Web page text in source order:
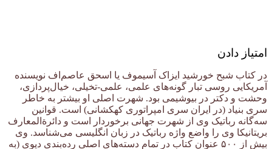
امتیاز دادن
در کتاب شبح خورشید ایزاک آسیموف یا اسحق عاصم‌اف نویسنده
آمریکایی روسی تبار گونه‌های علمی، علمی-تخیلی، خیال‌پردازی،
وحشت و دکتر در بیوشیمی بود. شهرت اصلی او بیشتر به خاطر
سری بنیاد (در ایران سری امپراتوری کهکشانی) است. قوانین
سه‌گانه رباتیک وی از شهرت جهانی برخوردار است و دائرةالمعارف
بریتانیکا وی را واضع واژه رباتیک در زبان انگلیسی می‌شناسد. وی
بیش از ۵۰۰ عنوان کتاب در تمام دسته‌های اصلی رده‌بندی دیوی (به